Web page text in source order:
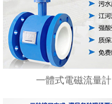
一體式電磁流量計